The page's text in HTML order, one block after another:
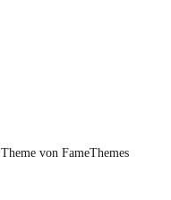
Theme von FameThemes